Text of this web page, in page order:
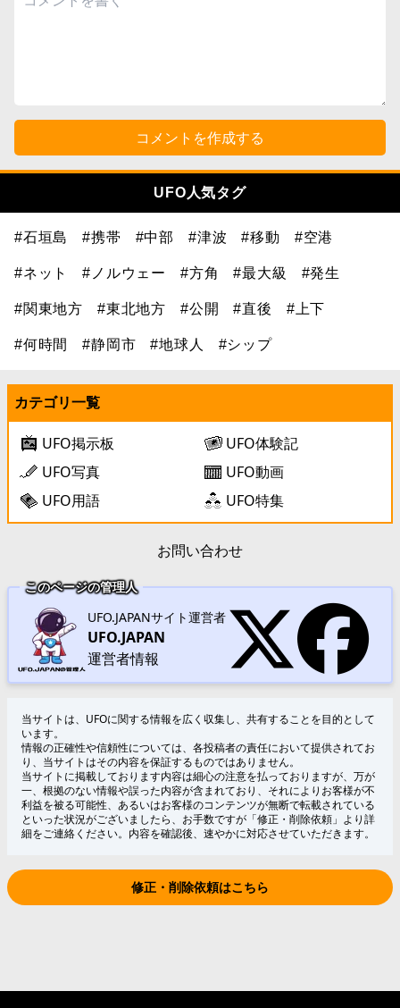
コメントを作成する
UFO人気タグ
#石垣島 #携帯 #中部 #津波 #移動 #空港
#ネット #ノルウェー #方角 #最大級 #発生
#関東地方 #東北地方 #公開 #直後 #上下
#何時間 #静岡市 #地球人 #シップ
カテゴリ一覧
UFO掲示板
UFO体験記
UFO写真
UFO動画
UFO用語
UFO特集
お問い合わせ
このページの管理人
UFO.JAPANサイト運営者
UFO.JAPAN
運営者情報
当サイトは、UFOに関する情報を広く収集し、共有することを目的として
います。
情報の正確性や信頼性については、各投稿者の責任において提供されてお
り、当サイトはその内容を保証するものではありません。
当サイトに掲載しております内容は細心の注意を払っておりますが、万が
一、根拠のない情報や誤った内容が含まれており、それによりお客様が不
利益を被る可能性、あるいはお客様のコンテンツが無断で転載されている
といった状況がございましたら、お手数ですが「修正・削除依頼」より詳
細をご連絡ください。内容を確認後、速やかに対応させていただきます。
修正・削除依頼はこちら